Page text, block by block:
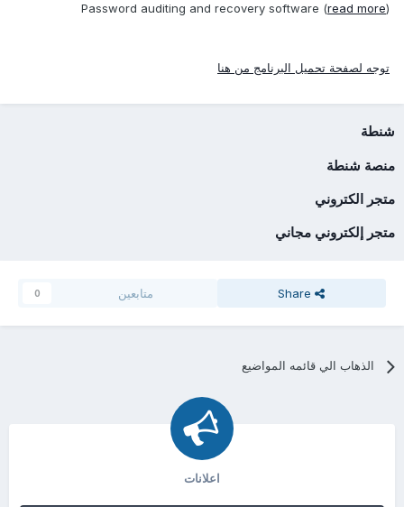
Password auditing and recovery software (read more
توجه لصفحة تحميل البرنامج من هنا
شنطة
منصة شنطة
متجر الكتروني
متجر إلكتروني مجاني
Share متابعين 0
الذهاب الي قائمه المواضيع
اعلانات